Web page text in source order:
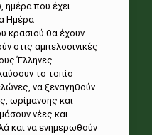
ημέρα που έχει
Ημέρα
κρασιού θα έχουν
στις αμπελοοινικές
Έλληνες
το τοπίο
να ξεναγηθούν
ωρίμανσης και
νέες και
και να ενημερωθούν